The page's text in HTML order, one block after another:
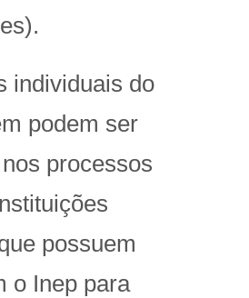
individuais do
podem ser
processos
possuem
o Inep para